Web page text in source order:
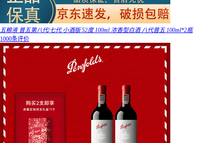
五粮液 普五第八代/七代 小酒版 52度 100ml 浓香型白酒 八代普五 100ml*2瓶
1000条评价